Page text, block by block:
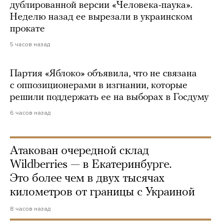
дублированной версии «Человека-паука».
Неделю назад ее вырезали в украинском
прокате
5 часов назад
Партия «Яблоко» объявила, что не связана
с оппозиционерами в изгнании, которые
решили поддержать ее на выборах в Госдуму
6 часов назад
Атакован очередной склад
Wildberries — в Екатеринбурге.
Это более чем в двух тысячах
километров от границы с Украиной
8 часов назад